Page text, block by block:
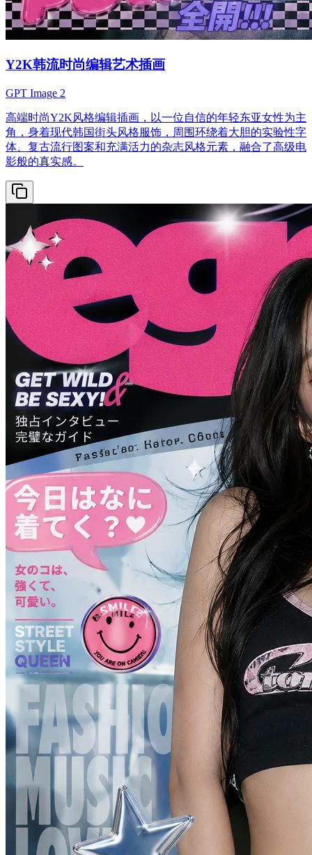
Y2K韩流时尚编辑艺术插画
GPT Image 2
高端时尚Y2K风格编辑插画，以一位自信的年轻东亚女性为主
角，身着现代韩国街头风格服饰，周围环绕着大胆的实验性字
体、复古流行图案和充满活力的杂志风格元素，融合了高级电
影般的真实感。